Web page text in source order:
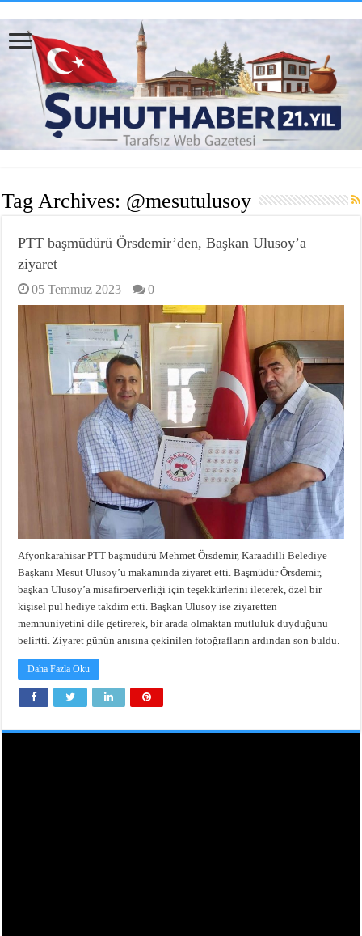
Tag Archives: @mesutulusoy
PTT başmüdürü Örsdemir’den, Başkan Ulusoy’a
ziyaret
05 Temmuz 2023 0
Afyonkarahisar PTT başmüdürü Mehmet Örsdemir, Karaadilli Belediye
Başkanı Mesut Ulusoy’u makamında ziyaret etti. Başmüdür Örsdemir,
başkan Ulusoy’a misafirperverliği için teşekkürlerini ileterek, özel bir
kişisel pul hediye takdim etti. Başkan Ulusoy ise ziyaretten
memnuniyetini dile getirerek, bir arada olmaktan mutluluk duyduğunu
belirtti. Ziyaret günün anısına çekinilen fotoğrafların ardından son buldu.
Daha Fazla Oku